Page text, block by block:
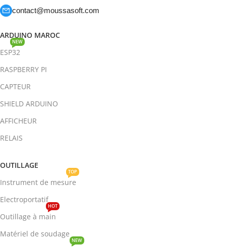
contact@moussasoft.com
ARDUINO MAROC
ESP32
NEW
RASPBERRY PI
CAPTEUR
SHIELD ARDUINO
AFFICHEUR
RELAIS
OUTILLAGE
Instrument de mesure
TOP
Electroportatif
Outillage à main
HOT
Matériel de soudage
NEW